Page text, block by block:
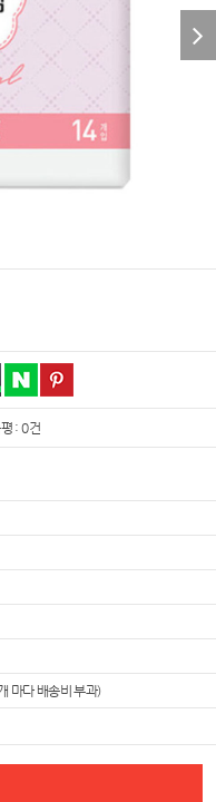
: 0건
마다 배송비 부과)